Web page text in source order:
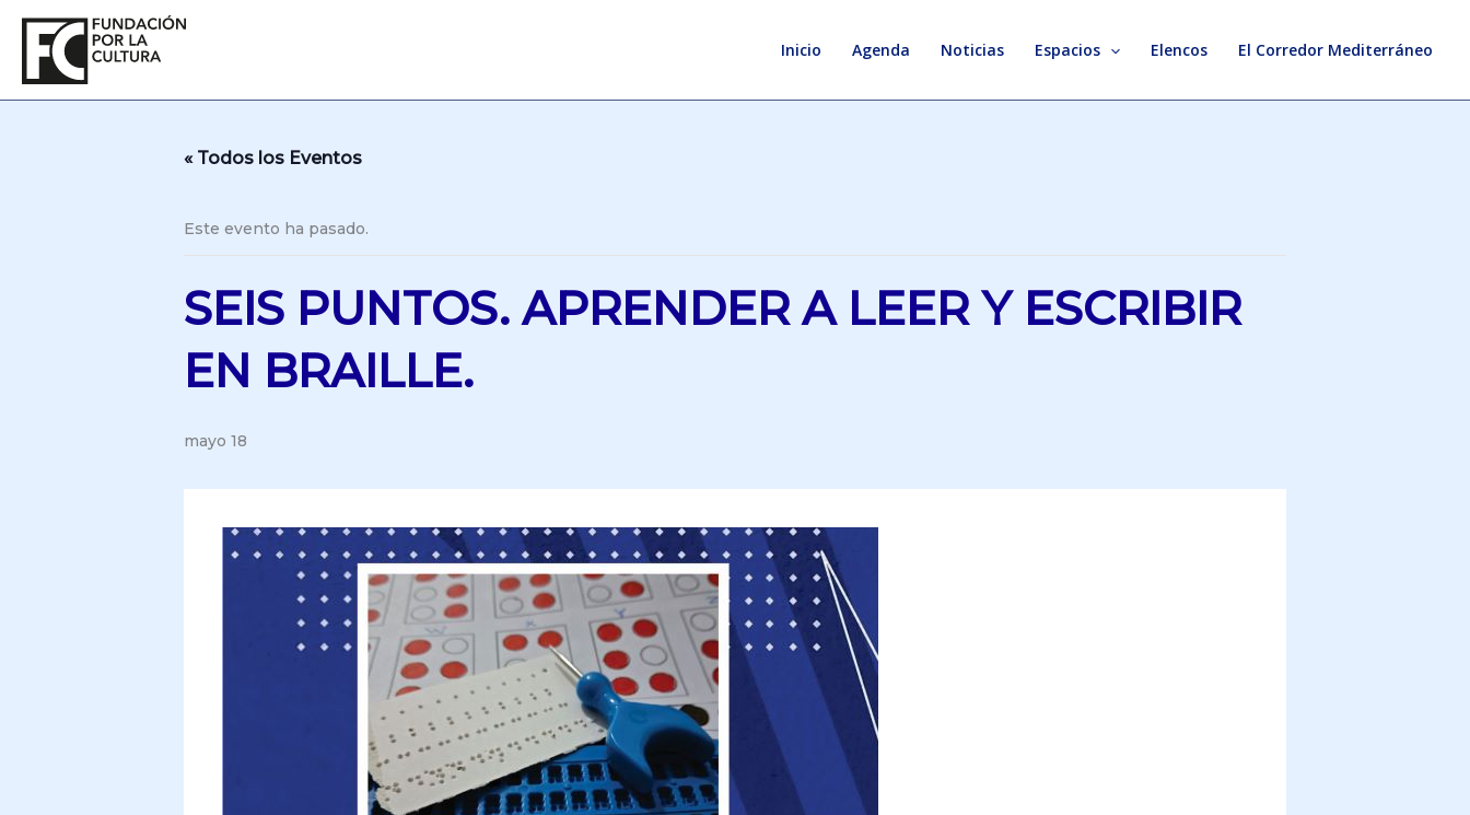
contenido
Inicio Agenda Noticias Espacios Elencos El Corredor Mediterráneo
« Todos los Eventos
Este evento ha pasado.
SEIS PUNTOS. APRENDER A LEER Y ESCRIBIR
EN BRAILLE.
mayo 18